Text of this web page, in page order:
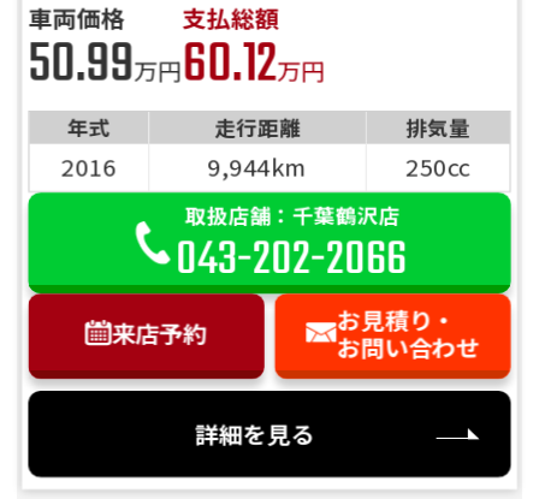
車両価格
50.99万円
支払総額
60.12万円
年式 走行距離 排気量
2016 9,944km 250cc
取扱店舗：千葉鶴沢店
043-202-2066
来店予約
お見積り・
お問い合わせ
詳細を見る